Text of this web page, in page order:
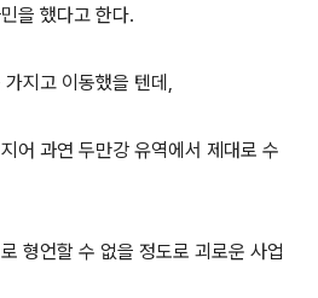
을 했다고 한다.
지고 이동했을 텐데,
어 과연 두만강 유역에서 제대로 수
형언할 수 없을 정도로 괴로운 사업